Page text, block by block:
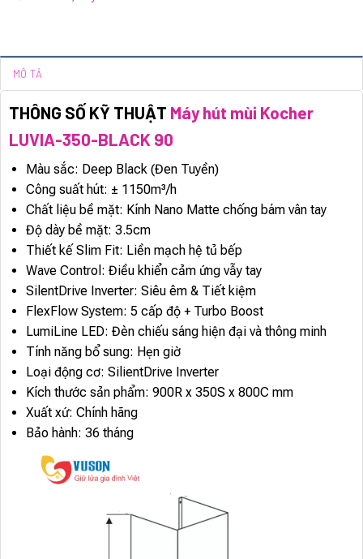
MÔ TẢ
THÔNG SỐ KỸ THUẬT Máy hút mùi Kocher
LUVIA-350-BLACK 90
Màu sắc: Deep Black (Đen Tuyền)
Công suất hút: ± 1150m³/h
Chất liệu bề mặt: Kính Nano Matte chống bám vân tay
Độ dày bề mặt: 3.5cm
Thiết kế Slim Fit: Liền mạch hệ tủ bếp
Wave Control: Điều khiển cảm ứng vẫy tay
SilentDrive Inverter: Siêu êm & Tiết kiệm
FlexFlow System: 5 cấp độ + Turbo Boost
LumiLine LED: Đèn chiếu sáng hiện đại và thông minh
Tính năng bổ sung: Hẹn giờ
Loại động cơ: SilientDrive Inverter
Kích thước sản phẩm: 900R x 350S x 800C mm
Xuất xứ: Chính hãng
Bảo hành: 36 tháng